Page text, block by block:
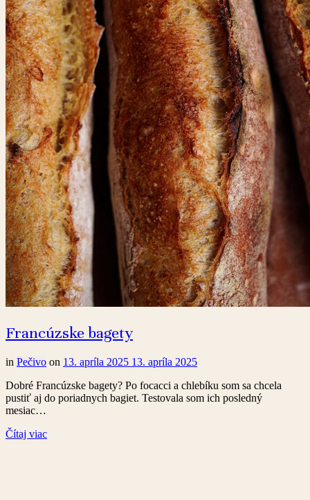
Francúzske bagety
in Pečivo on 13. apríla 2025 13. apríla 2025
Dobré Francúzske bagety? Po focacci a chlebíku som sa chcela
pustiť aj do poriadnych bagiet. Testovala som ich posledný
mesiac…
Čítaj viac